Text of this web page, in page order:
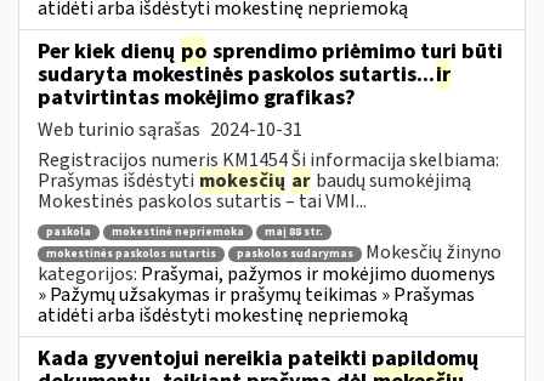
atidėti arba išdėstyti mokestinę nepriemoką
Per kiek dienų po sprendimo priėmimo turi būti
sudaryta mokestinės paskolos sutartis...ir
patvirtintas mokėjimo grafikas?
Web turinio sąrašas 2024-10-31
Registracijos numeris KM1454 Ši informacija skelbiama:
Prašymas išdėstyti mokesčių ar baudų sumokėjimą
Mokestinės paskolos sutartis – tai VMI...
paskola mokestinė nepriemoka
maį 88 str.
mokestinės paskolos sutartis
paskolos sudarymas
Mokesčių žinyno
kategorijos: Prašymai, pažymos ir mokėjimo duomenys
» Pažymų užsakymas ir prašymų teikimas » Prašymas
atidėti arba išdėstyti mokestinę nepriemoką
Kada gyventojui nereikia pateikti papildomų